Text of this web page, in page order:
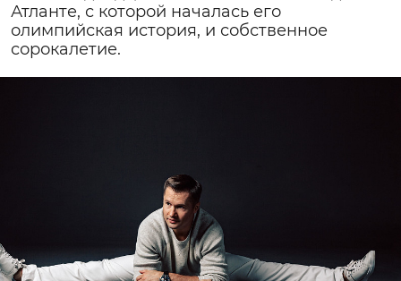
Атланте, с которой началась его
олимпийская история, и собственное
сорокалетие.